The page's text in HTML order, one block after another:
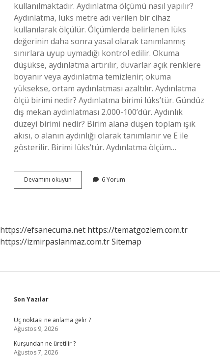
kullanılmaktadır. Aydınlatma ölçümü nasıl yapılır?
Aydınlatma, lüks metre adı verilen bir cihaz
kullanılarak ölçülür. Ölçümlerde belirlenen lüks
değerinin daha sonra yasal olarak tanımlanmış
sınırlara uyup uymadığı kontrol edilir. Okuma
düşükse, aydınlatma artırılır, duvarlar açık renklere
boyanır veya aydınlatma temizlenir; okuma
yüksekse, ortam aydınlatması azaltılır. Aydınlatma
ölçü birimi nedir? Aydınlatma birimi lüks’tür. Gündüz
dış mekan aydınlatması 2.000-100’dür. Aydınlık
düzeyi birimi nedir? Birim alana düşen toplam ışık
akısı, o alanın aydınlığı olarak tanımlanır ve E ile
gösterilir. Birimi lüks’tür. Aydınlatma ölçüm…
Devamını okuyun
Düzeyi
6 Yorum
https://efsanecuma.net https://tematgozlem.com.tr
https://izmirpaslanmaz.com.trSitemap
Sidebar
Son Yazılar
Uç noktası ne anlama gelir ?
Ağustos 9, 2026
Kurşundan ne üretilir ?
Ağustos 7, 2026